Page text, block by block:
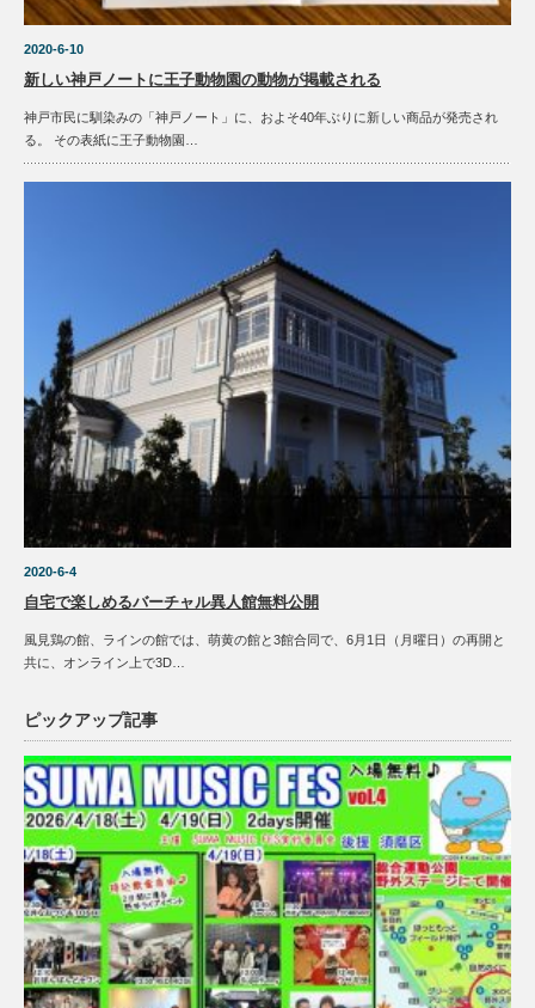
2020-6-10
新しい神戸ノートに王子動物園の動物が掲載される
神戸市民に馴染みの「神戸ノート」に、およそ40年ぶりに新しい商品が発売され
る。 その表紙に王子動物園…
2020-6-4
自宅で楽しめるバーチャル異人館無料公開
風見鶏の館、ラインの館では、萌黄の館と3館合同で、6月1日（月曜日）の再開と
共に、オンライン上で3D…
ピックアップ記事